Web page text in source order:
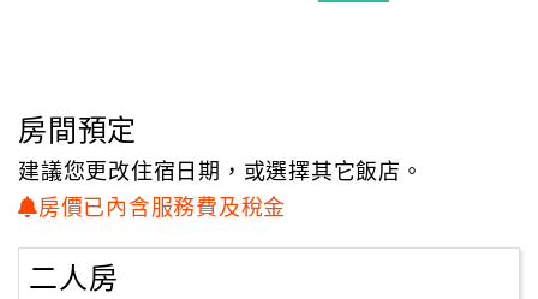
地
圖
顧
務
房間預定
建議您更改住宿日期，或選擇其它飯店。
房價已內含服務費及稅金
二人房